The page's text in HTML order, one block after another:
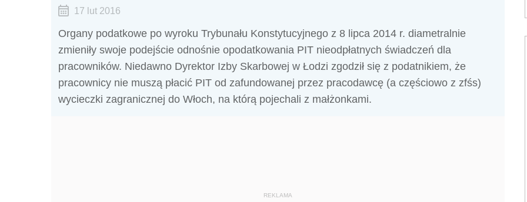
17 lut 2016
Organy podatkowe po wyroku Trybunału Konstytucyjnego z 8 lipca 2014 r. diametralnie
zmieniły swoje podejście odnośnie opodatkowania PIT nieodpłatnych świadczeń dla
pracowników. Niedawno Dyrektor Izby Skarbowej w Łodzi zgodził się z podatnikiem, że
pracownicy nie muszą płacić PIT od zafundowanej przez pracodawcę (a częściowo z zfśs)
wycieczki zagranicznej do Włoch, na którą pojechali z małżonkami.
REKLAMA